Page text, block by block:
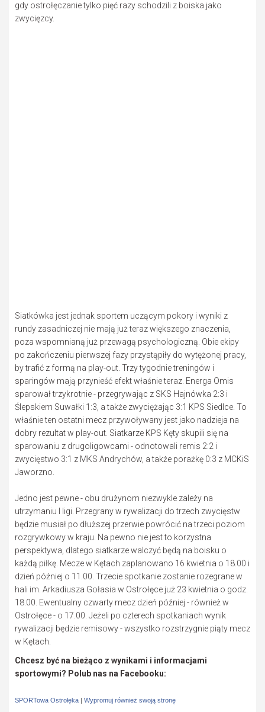
gdy ostrołęczanie tylko pięć razy schodzili z boiska jako
zwycięzcy.
Siatkówka jest jednak sportem uczącym pokory i wyniki z
rundy zasadniczej nie mają już teraz większego znaczenia,
poza wspomnianą już przewagą psychologiczną. Obie ekipy
po zakończeniu pierwszej fazy przystąpiły do wytężonej pracy,
by trafić z formą na play-out. Trzy tygodnie treningów i
sparingów mają przynieść efekt właśnie teraz. Energa Omis
sparował trzykrotnie - przegrywając z SKS Hajnówka 2:3 i
Ślepskiem Suwałki 1:3, a także zwyciężając 3:1 KPS Siedlce. To
właśnie ten ostatni mecz przywoływany jest jako nadzieja na
dobry rezultat w play-out. Siatkarze KPS Kęty skupili się na
sparowaniu z drugoligowcami - odnotowali remis 2:2 i
zwycięstwo 3:1 z MKS Andrychów, a także porażkę 0:3 z MCKiS
Jaworzno.
Jedno jest pewne - obu drużynom niezwykle zależy na
utrzymaniu I ligi. Przegrany w rywalizacji do trzech zwycięstw
będzie musiał po dłuższej przerwie powrócić na trzeci poziom
rozgrywkowy w kraju. Na pewno nie jest to korzystna
perspektywa, dlatego siatkarze walczyć będą na boisku o
każdą piłkę. Mecze w Kętach zaplanowano 16 kwietnia o 18.00 i
dzień później o 11.00. Trzecie spotkanie zostanie rozegrane w
hali im. Arkadiusza Gołasia w Ostrołęce już 23 kwietnia o godz.
18.00. Ewentualny czwarty mecz dzień później - również w
Ostrołęce - o 17.00. Jeżeli po czterech spotkaniach wynik
rywalizacji będzie remisowy - wszystko rozstrzygnie piąty mecz
w Kętach.
Chcesz być na bieżąco z wynikami i informacjami
sportowymi? Polub nas na Facebooku:
SPORTowa Ostrołęka | Wypromuj również swoją stronę